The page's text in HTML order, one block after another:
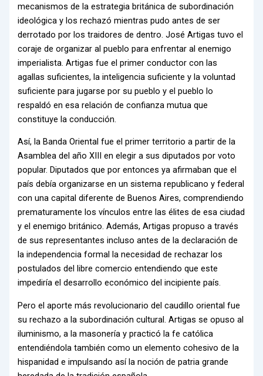
mecanismos de la estrategia británica de subordinación
ideológica y los rechazó mientras pudo antes de ser
derrotado por los traidores de dentro. José Artigas tuvo el
coraje de organizar al pueblo para enfrentar al enemigo
imperialista. Artigas fue el primer conductor con las
agallas suficientes, la inteligencia suficiente y la voluntad
suficiente para jugarse por su pueblo y el pueblo lo
respaldó en esa relación de confianza mutua que
constituye la conducción.
Así, la Banda Oriental fue el primer territorio a partir de la
Asamblea del año XIII en elegir a sus diputados por voto
popular. Diputados que por entonces ya afirmaban que el
país debía organizarse en un sistema republicano y federal
con una capital diferente de Buenos Aires, comprendiendo
prematuramente los vínculos entre las élites de esa ciudad
y el enemigo británico. Además, Artigas propuso a través
de sus representantes incluso antes de la declaración de
la independencia formal la necesidad de rechazar los
postulados del libre comercio entendiendo que este
impediría el desarrollo económico del incipiente país.
Pero el aporte más revolucionario del caudillo oriental fue
su rechazo a la subordinación cultural. Artigas se opuso al
iluminismo, a la masonería y practicó la fe católica
entendiéndola también como un elemento cohesivo de la
hispanidad e impulsando así la noción de patria grande